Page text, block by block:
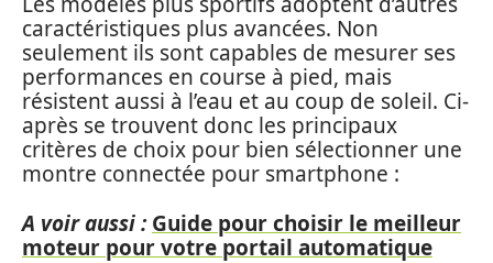
caractéristiques plus avancées. Non
seulement ils sont capables de mesurer ses
performances en course à pied, mais
résistent aussi à l’eau et au coup de soleil. Ci-
après se trouvent donc les principaux
critères de choix pour bien sélectionner une
montre connectée pour smartphone :
A voir aussi : Guide pour choisir le meilleur
moteur pour votre portail automatique